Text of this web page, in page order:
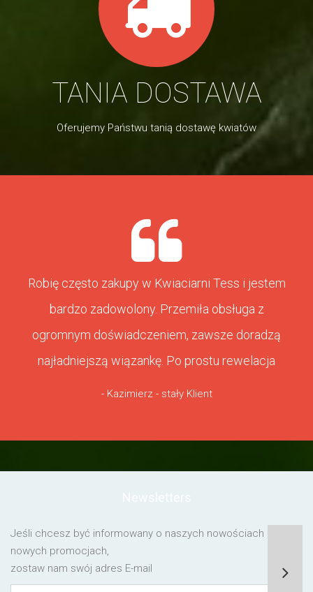
TANIA DOSTAWA
Oferujemy Państwu tanią dostawę kwiatów
Robię często zakupy w Kwiaciarni Tess i jestem
bardzo zadowolony. Przemiła obsługa z
ogromnym doświadczeniem, zawsze doradzą
najładniejszą wiązankę. Po prostu rewelacja
- Kazimierz - stały Klient
Jeśli chcesz być informowany o naszych nowościach lub o
nowych promocjach,
zostaw nam swój adres E-mail